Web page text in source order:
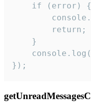
    if (error) {
        return;
    }
});